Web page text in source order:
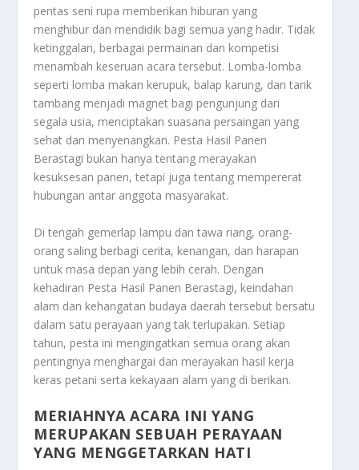
pentas seni rupa memberikan hiburan yang
menghibur dan mendidik bagi semua yang hadir. Tidak
ketinggalan, berbagai permainan dan kompetisi
menambah keseruan acara tersebut. Lomba-lomba
seperti lomba makan kerupuk, balap karung, dan tarik
tambang menjadi magnet bagi pengunjung dari
segala usia, menciptakan suasana persaingan yang
sehat dan menyenangkan. Pesta Hasil Panen
Berastagi bukan hanya tentang merayakan
kesuksesan panen, tetapi juga tentang mempererat
hubungan antar anggota masyarakat.
Di tengah gemerlap lampu dan tawa riang, orang-
orang saling berbagi cerita, kenangan, dan harapan
untuk masa depan yang lebih cerah. Dengan
kehadiran Pesta Hasil Panen Berastagi, keindahan
alam dan kehangatan budaya daerah tersebut bersatu
dalam satu perayaan yang tak terlupakan. Setiap
tahun, pesta ini mengingatkan semua orang akan
pentingnya menghargai dan merayakan hasil kerja
keras petani serta kekayaan alam yang di berikan.
MERIAHNYA ACARA INI YANG
MERUPAKAN SEBUAH PERAYAAN
YANG MENGGETARKAN HATI